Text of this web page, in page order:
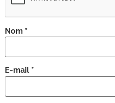
Nom *
E-mail *